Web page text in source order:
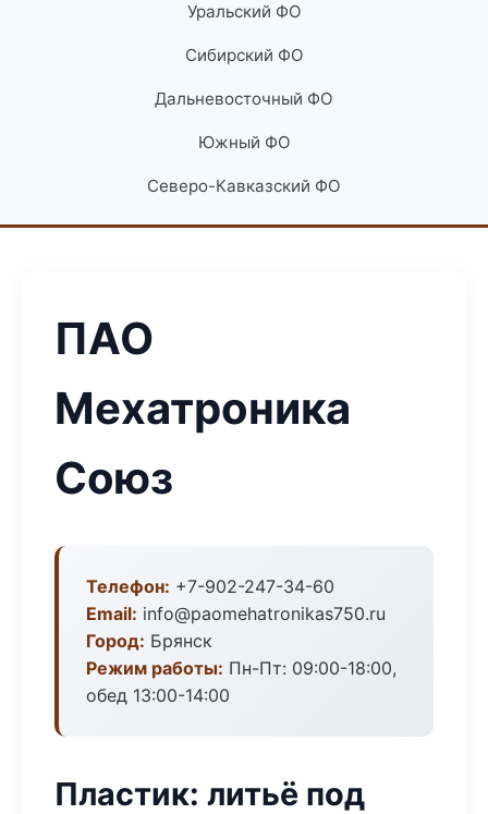
Уральский ФО
Сибирский ФО
Дальневосточный ФО
Южный ФО
Северо-Кавказский ФО
ПАО
Мехатроника
Союз
Телефон: +7-902-247-34-60
Email: info@paomehatronikas750.ru
Город: Брянск
Режим работы: Пн-Пт: 09:00-18:00,
обед 13:00-14:00
Пластик: литьё под